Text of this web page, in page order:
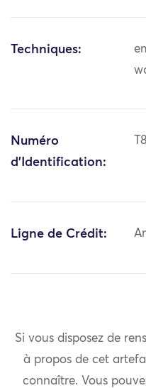
Techniques:
Numéro
d'Identification:
Ligne de Crédit:
Si vous disposez de
à propos de cet
connaître. Vous